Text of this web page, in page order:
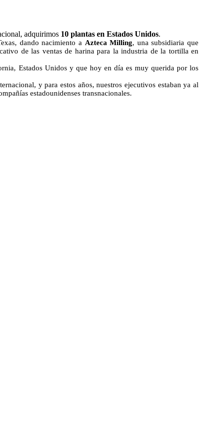
adquirimos 10 plantas en Estados Unidos.
dando nacimiento a Azteca Milling, una subsidiaria que
de las ventas de harina para la industria de la tortilla en
Estados Unidos y que hoy en día es muy querida por los
y para estos años, nuestros ejecutivos estaban ya al
estadounidenses transnacionales.